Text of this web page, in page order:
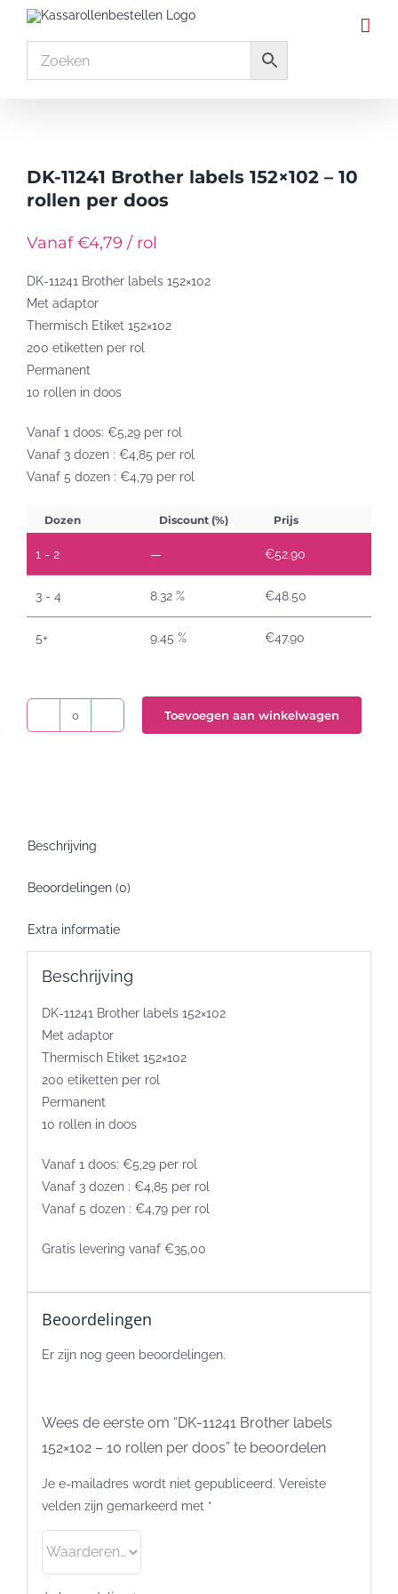
DK-11241 Brother labels 152×102 – 10
rollen per doos
Vanaf €4,79 / rol
DK-11241 Brother labels 152×102
Met adaptor
Thermisch Etiket 152×102
200 etiketten per rol
Permanent
10 rollen in doos
Vanaf 1 doos: €5,29 per rol
Vanaf 3 dozen : €4,85 per rol
Vanaf 5 dozen : €4,79 per rol
Dozen Discount (%) Prijs
1 - 2 — €52.90
3 - 4 8.32 % €48.50
5+ 9.45 % €47.90
DK-
rollen
doos
Toevoegen aan winkelwagen
Beschrijving
Beoordelingen (0)
Extra informatie
Beschrijving
DK-11241 Brother labels 152×102
Met adaptor
Thermisch Etiket 152×102
200 etiketten per rol
Permanent
10 rollen in doos
Vanaf 1 doos: €5,29 per rol
Vanaf 3 dozen : €4,85 per rol
Vanaf 5 dozen : €4,79 per rol
Gratis levering vanaf €35,00
Beoordelingen
Er zijn nog geen beoordelingen.
Wees de eerste om “DK-11241 Brother labels
152×102 – 10 rollen per doos” te beoordelen
Je e-mailadres wordt niet gepubliceerd. Vereiste
velden zijn gemarkeerd met *